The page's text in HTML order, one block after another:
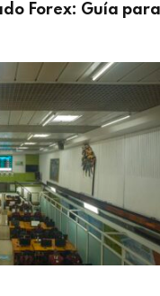
Forex: Guía para